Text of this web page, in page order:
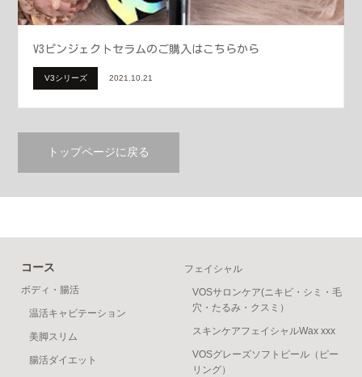
V3ピンジェクトセラムのご購入はこちらから
V3シリーズ 2021.10.21
トップページに戻る
コース
ボディ・腸活
温活キャビテーション
美脚スリム
腸活ダイエット
フェイシャル
VOSサロンケア(ニキビ・シミ・毛
穴・たるみ・クスミ）
スキンケアフェイシャルWax xxx
VOSグレーズソフトピール（ピー
リング）